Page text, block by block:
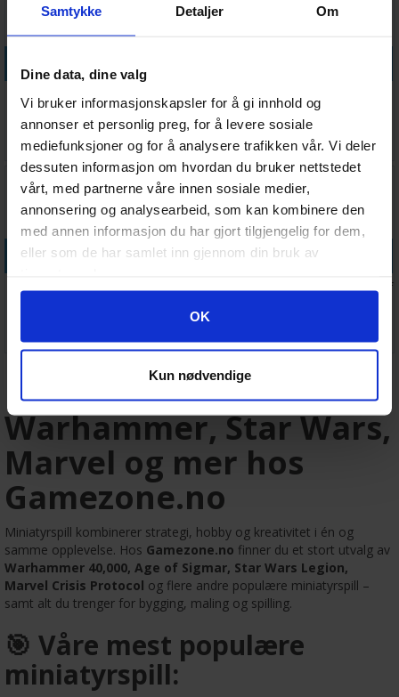
Samtykke Detaljer Om
Dine data, dine valg
Vi bruker informasjonskapsler for å gi innhold og
annonser et personlig preg, for å levere sosiale
mediefunksjoner og for å analysere trafikken vår. Vi deler
dessuten informasjon om hvordan du bruker nettstedet
vårt, med partnerne våre innen sosiale medier,
annonsering og analysearbeid, som kan kombinere den
med annen informasjon du har gjort tilgjengelig for dem,
eller som de har samlet inn gjennom din bruk av
Googles retningslinjer for personvern
OK
Kun nødvendige
Legg i handlekurven
High Elf Realms
Swordmasters of Hoeth
625,- Antall på
lager: 1
High Elf Realms Tiranoc
Chariots
665,- Antall på
lager:
Legg i handlekurven
High Elf Realms Transfer
290,- 07.09.2026
Legg i handlekurven
High Elf Realms White Lions of
625,- lager:2
Miniatyrspill –
Warhammer, Star Wars,
Marvel og mer hos
Gamezone.no
Miniatyrspill kombinerer strategi, hobby og kreativitet i én og
samme opplevelse. Hos Gamezone.no finner du et stort utvalg av
Warhammer 40,000, Age of Sigmar, Star Wars Legion,
Marvel Crisis Protocol og flere andre populære miniatyrspill –
samt alt du trenger for bygging, maling og spilling.
🎯 Våre mest populære
miniatyrspill: